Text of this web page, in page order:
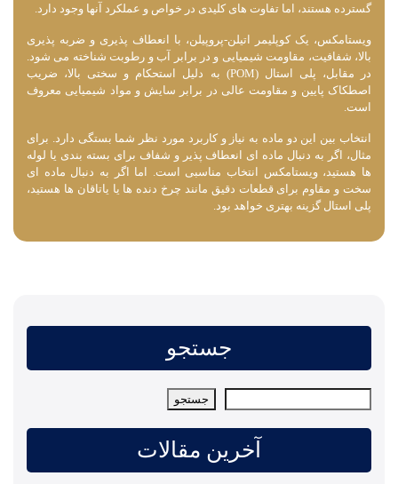
گسترده هستند، اما تفاوت ‌های کلیدی در خواص و عملکرد آنها وجود دارد.
ویستامکس، یک کوپلیمر اتیلن-پروپیلن، با انعطاف‌ پذیری و ضربه ‌پذیری
بالا، شفافیت، مقاومت شیمیایی و در برابر آب و رطوبت شناخته می ‌شود.
در مقابل، پلی استال (POM) به دلیل استحکام و سختی بالا، ضریب
اصطکاک پایین و مقاومت عالی در برابر سایش و مواد شیمیایی معروف
است.
انتخاب بین این دو ماده به نیاز و کاربرد مورد نظر شما بستگی دارد. برای
مثال، اگر به دنبال ماده ‌ای انعطاف ‌پذیر و شفاف برای بسته‌ بندی یا لوله‌
ها هستید، ویستامکس انتخاب مناسبی است. اما اگر به دنبال ماده ‌ای
سخت و مقاوم برای قطعات دقیق مانند چرخ ‌دنده‌ ها یا یاتاقان‌ ها هستید،
پلی استال گزینه بهتری خواهد بود.
جستجو
جستجو
آخرین مقالات